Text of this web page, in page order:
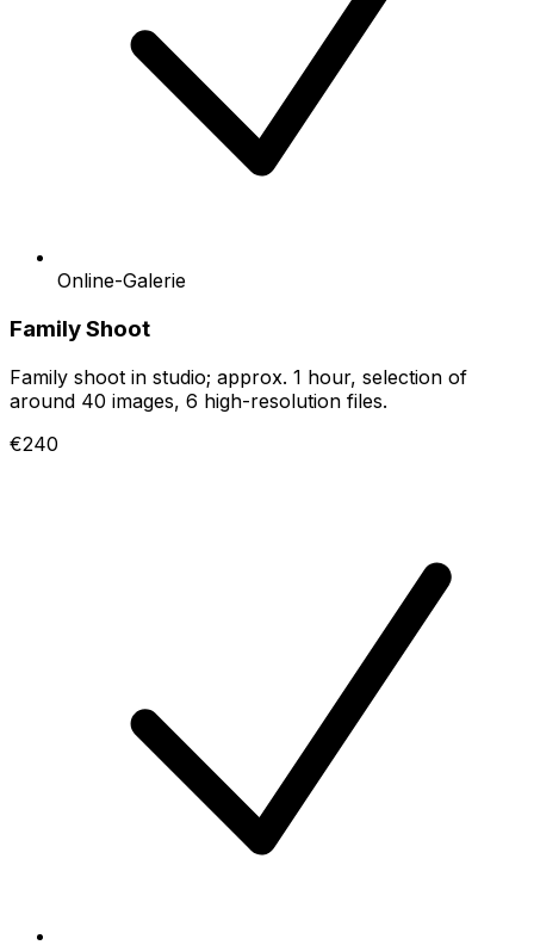
Online-Galerie
Family Shoot
Family shoot in studio; approx. 1 hour, selection of
around 40 images, 6 high-resolution files.
€240